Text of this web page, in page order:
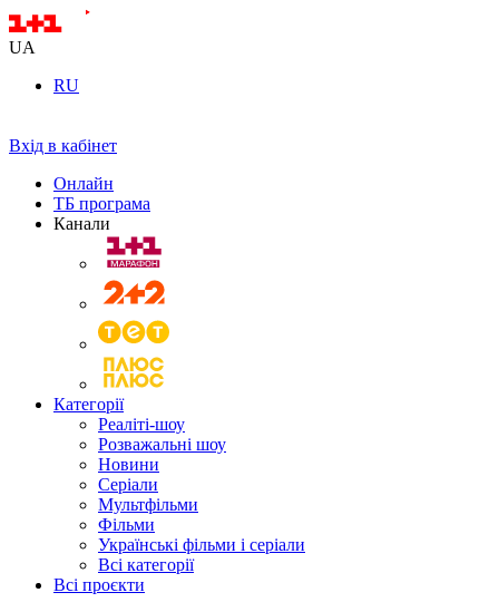
UA
RU
Вхід в кабінет
Онлайн
ТБ програма
Канали
Категорії
Реаліті-шоу
Розважальні шоу
Новини
Серіали
Мультфільми
Фільми
Українські фільми і серіали
Всі категорії
Всі проєкти